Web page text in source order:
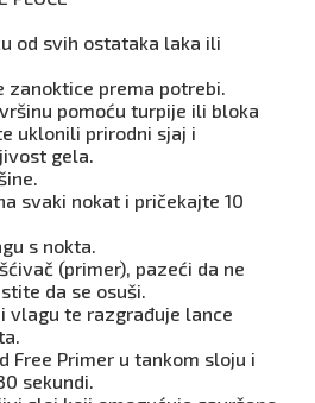
od svih ostataka laka ili
zanoktice prema potrebi.
pomoću turpije ili bloka
uklonili prirodni sjaj i
gela.
svaki nokat i pričekajte 10
s nokta.
(primer), pazeći da ne
da se osuši.
vlagu te razgrađuje lance
Free Primer u tankom sloju i
sekundi.